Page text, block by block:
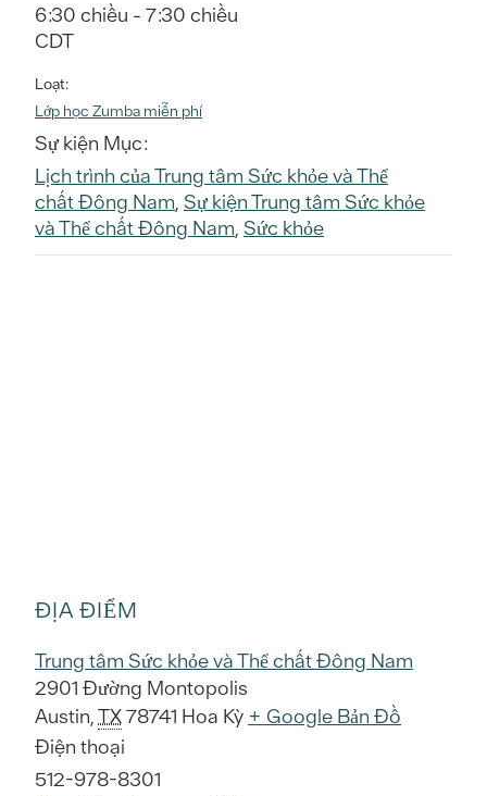
6:30 chiều - 7:30 chiều
CDT
Loạt:
Lớp học Zumba miễn phí
Sự kiện Mục:
Lịch trình của Trung tâm Sức khỏe và Thể
chất Đông Nam, Sự kiện Trung tâm Sức khỏe
và Thể chất Đông Nam, Sức khỏe
ĐỊA ĐIỂM
Trung tâm Sức khỏe và Thể chất Đông Nam
2901 Đường Montopolis
Austin,TX78741 Hoa Kỳ + Google Bản Đồ
Điện thoại
512-978-8301